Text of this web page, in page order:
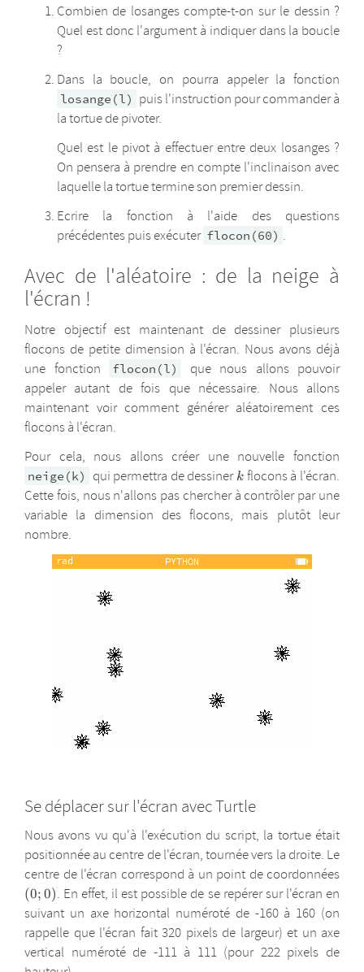
Combien de losanges compte-t-on sur le dessin ?
Quel est donc l'argument à indiquer dans la boucle
?
Dans la boucle, on pourra appeler la fonction
losange(l) puis l'instruction pour commander à
la tortue de pivoter.
Quel est le pivot à effectuer entre deux losanges ?
On pensera à prendre en compte l'inclinaison avec
laquelle la tortue termine son premier dessin.
Ecrire la fonction à l'aide des questions
précédentes puis exécuter flocon(60) .
Avec de l'aléatoire : de la neige à
l'écran !
Notre objectif est maintenant de dessiner plusieurs
flocons de petite dimension à l'écran. Nous avons déjà
une fonction
flocon(l)
que nous allons pouvoir
appeler autant de fois que nécessaire. Nous allons
maintenant voir comment générer aléatoirement ces
flocons à l'écran.
Pour cela, nous allons créer une nouvelle fonction
neige(k) qui permettra de dessiner k
k flocons à l'écran.
Cette fois, nous n'allons pas chercher à contrôler par une
variable la dimension des flocons, mais plutôt leur
nombre.
Se déplacer sur l'écran avec Turtle
Nous avons vu qu'à l'exécution du script, la tortue était
positionnée au centre de l'écran, tournée vers la droite. Le
centre de l'écran correspond à un point de coordonnées
(0; 0). En effet, il est possible de se repérer sur l'écran en
suivant un axe horizontal numéroté de -160 à 160 (on
rappelle que l'écran fait 320 pixels de largeur) et un axe
vertical numéroté de -111 à 111 (pour 222 pixels de